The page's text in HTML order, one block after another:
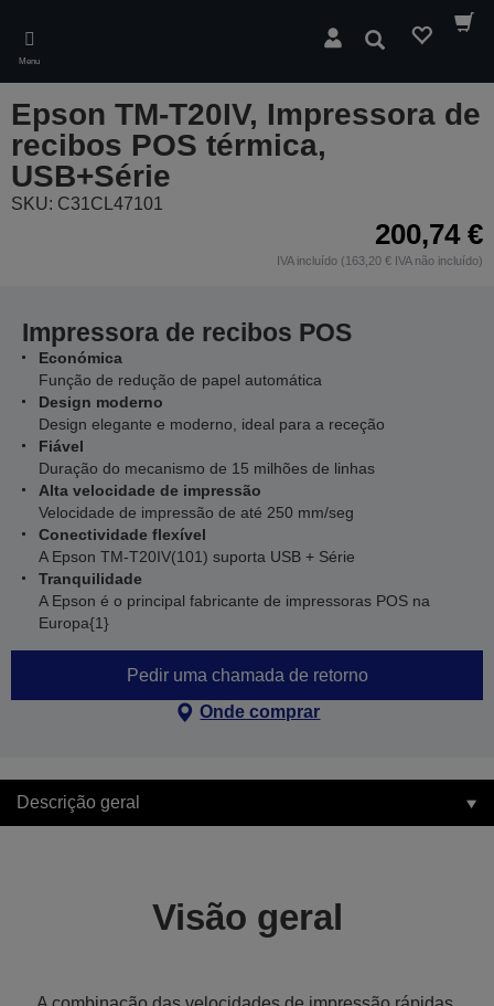
main
content
Menu
Pesquisar
Epson TM-T20IV, Impressora de
recibos POS térmica,
USB+Série
SKU: C31CL47101
200,74 €
IVA incluído (163,20 € IVA não incluído)
Impressora de recibos POS
Económica
Função de redução de papel automática
Design moderno
Design elegante e moderno, ideal para a receção
Fiável
Duração do mecanismo de 15 milhões de linhas
Alta velocidade de impressão
Velocidade de impressão de até 250 mm/seg
Conectividade flexível
A Epson TM-T20IV(101) suporta USB + Série
Tranquilidade
A Epson é o principal fabricante de impressoras POS na
Europa{1}
Pedir uma chamada de retorno
Onde comprar
Descrição geral
Visão geral